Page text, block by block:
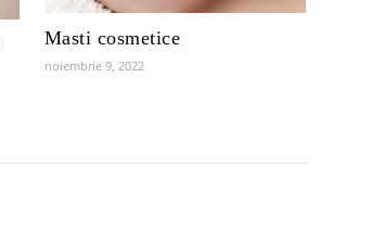
Masti cosmetice
noiembrie 9, 2022